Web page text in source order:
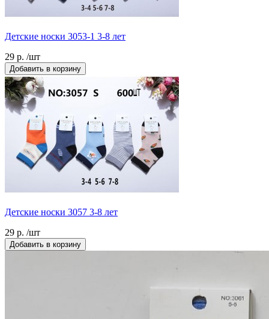
Детские носки 3053-1 3-8 лет
29 р. /шт
Добавить в корзину
Детские носки 3057 3-8 лет
29 р. /шт
Добавить в корзину